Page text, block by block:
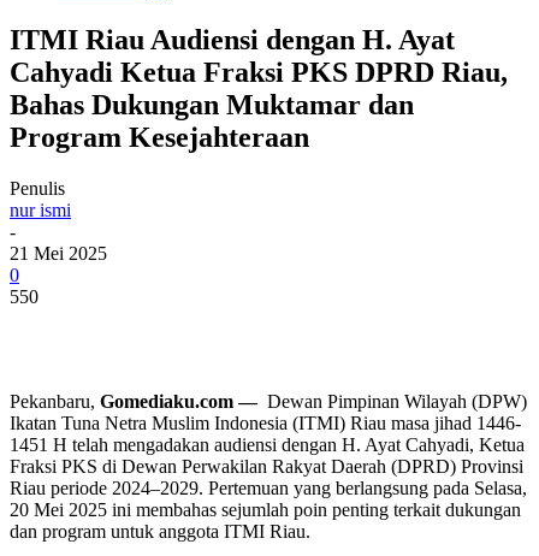
ITMI Riau Audiensi dengan H. Ayat
Cahyadi Ketua Fraksi PKS DPRD Riau,
Bahas Dukungan Muktamar dan
Program Kesejahteraan
Penulis
nur ismi
-
21 Mei 2025
0
550
Pekanbaru, Gomediaku.com— Dewan Pimpinan Wilayah (DPW)
Ikatan Tuna Netra Muslim Indonesia (ITMI) Riau masa jihad 1446-
1451 H telah mengadakan audiensi dengan H. Ayat Cahyadi, Ketua
Fraksi PKS di Dewan Perwakilan Rakyat Daerah (DPRD) Provinsi
Riau periode 2024–2029. Pertemuan yang berlangsung pada Selasa,
20 Mei 2025 ini membahas sejumlah poin penting terkait dukungan
dan program untuk anggota ITMI Riau.